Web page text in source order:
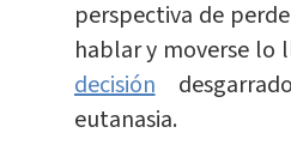
perspectiva de
hablar y moverse lo
decisión
eutanasia.